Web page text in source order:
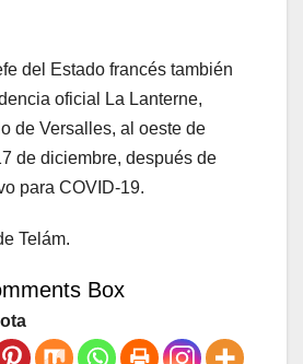
del Estado francés también
oficial La Lanterne,
de Versalles, al oeste de
de diciembre, después de
para COVID-19.
Telám.
Box